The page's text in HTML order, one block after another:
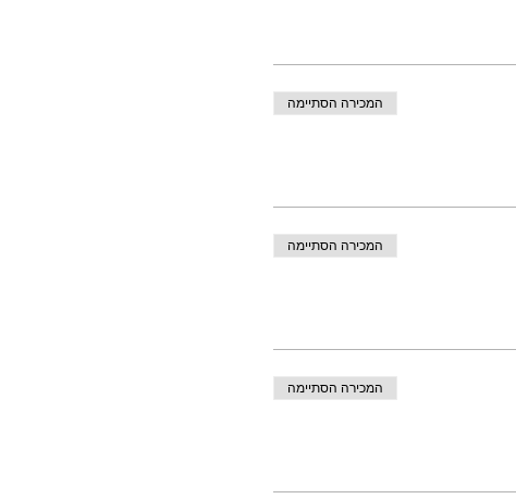
המכירה הסתיימה
המכירה הסתיימה
המכירה הסתיימה